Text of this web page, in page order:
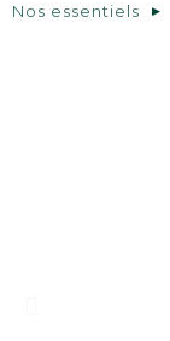
Nos essentiels